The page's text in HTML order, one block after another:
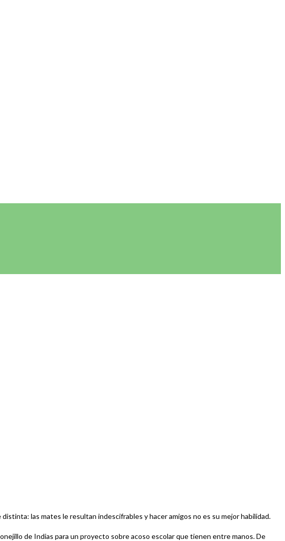
las mates le resultan indescifrables y hacer amigos no es su mejor habilidad.
de Indias para un proyecto sobre acoso escolar que tienen entre manos. De